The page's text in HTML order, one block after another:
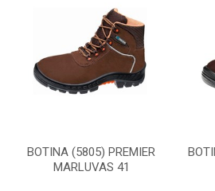
BOTINA (5805) PREMIER
MARLUVAS 41